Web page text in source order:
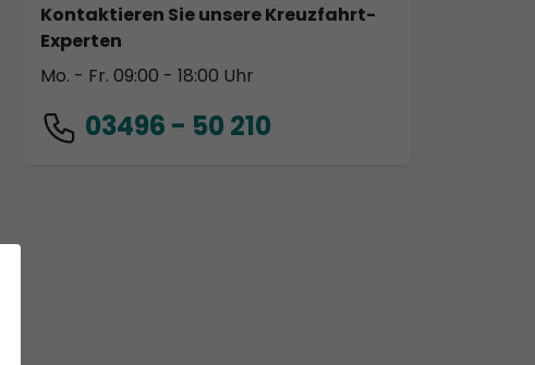
Kontaktieren Sie unsere Kreuzfahrt-
Experten
Mo. - Fr. 09:00 - 18:00 Uhr
03496 - 50 210